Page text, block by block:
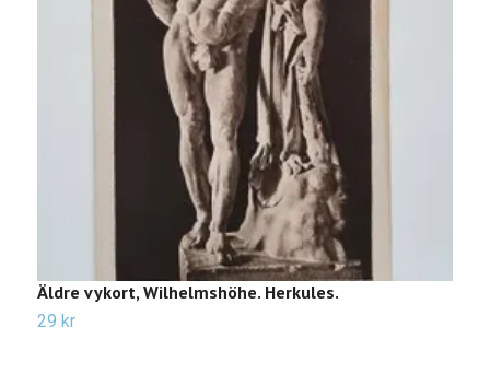
Äldre vykort, Wilhelmshöhe. Herkules.
29 kr